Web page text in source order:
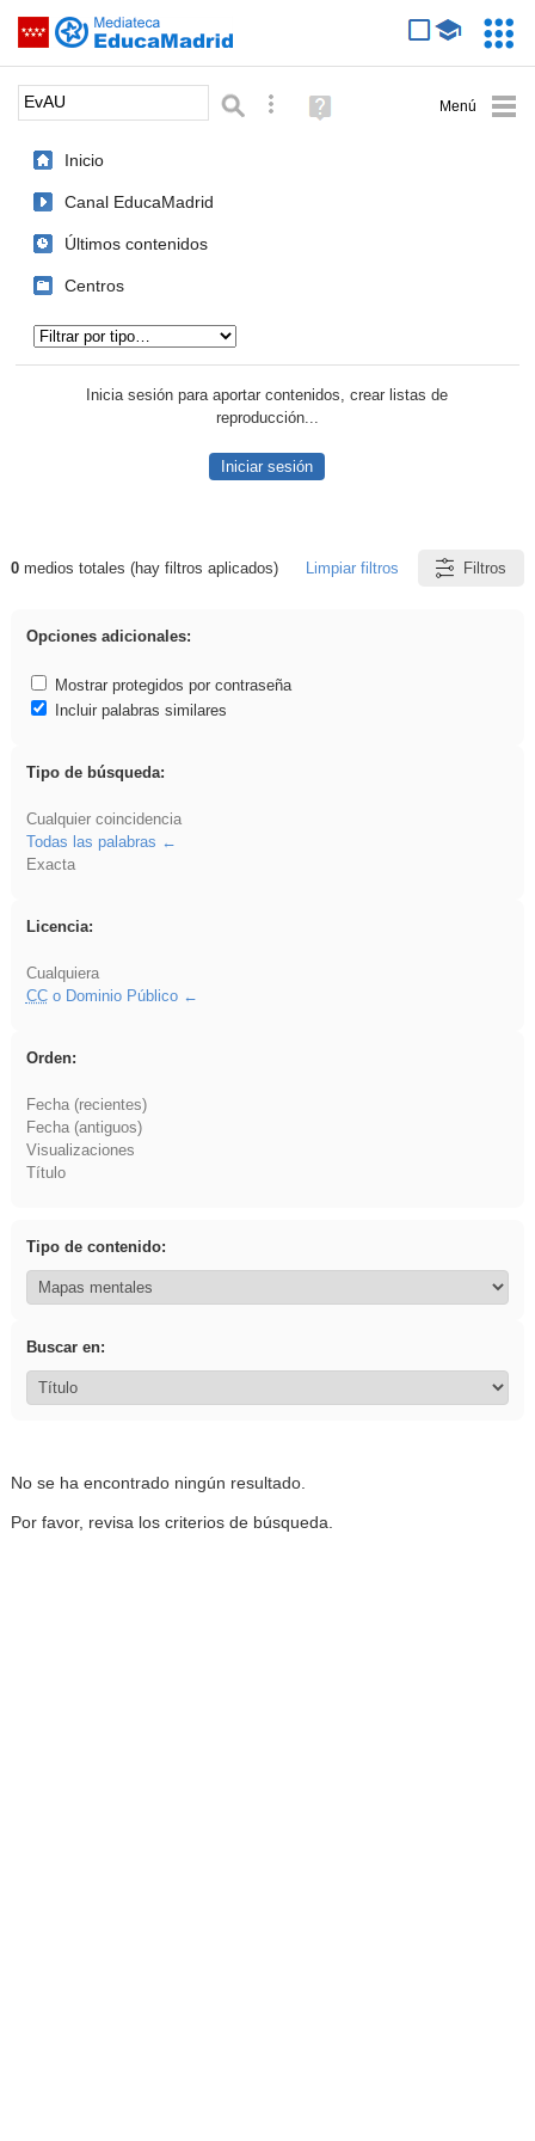
Saltar navegación
Palabra o frase: Búsqueda avanzada
Ayuda
(en
Inicio
Canal EducaMadrid
Últimos contenidos
Centros
Inicia sesión para aportar contenidos, crear listas de
reproducción...
Iniciar sesión
Resultados de: EvAU
0medios totales (hay filtros aplicados) Limpiar filtros Filtros
Opciones adicionales:
Mostrar protegidos por contraseña
Incluir palabras similares
Tipo de búsqueda:
Cualquier coincidencia
Todas las palabras
Exacta
Licencia:
Cualquiera
CCo Dominio Público
Orden:
Fecha (recientes)
Fecha (antiguos)
Visualizaciones
Título
Tipo de contenido:
Buscar en:
No se ha encontrado ningún resultado.
Por favor, revisa los criterios de búsqueda.